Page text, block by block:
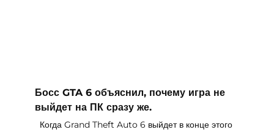
Босс GTA 6 объяснил, почему игра не
выйдет на ПК сразу же.
Когда Grand Theft Auto 6 выйдет в конце этого